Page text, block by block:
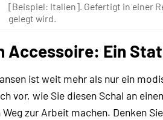
[Beispiel: Italien]. Gefertigt in einer
gelegt wird.
Accessoire: Ein
ist weit mehr als nur ein
vor, wie Sie diesen Schal an
zur Arbeit machen. Denken